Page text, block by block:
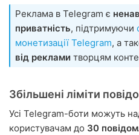
Реклама в Telegram є
приватність, підтримуючи
монетизації Telegram, а
від реклами творцям
Збільшені ліміти
Усі Telegram-боти можуть
користувачам до 30